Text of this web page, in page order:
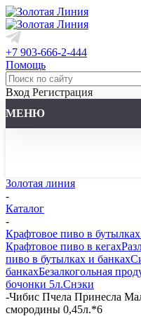
+7 903-666-2-444
Помощь
Вход Регистрация
МЕНЮ
Золотая линия
-
Каталог
-
Крафтовое пиво в
Крафтовое пиво в кегах
пиво в бутылках и банках
банкахБезалкогольная
бочонки 5л.Снэки
-Чибис Пчела Принесла
смородины 0,45л.*6